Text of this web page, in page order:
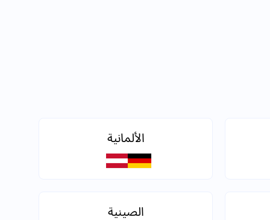
الألمانية
الصينية